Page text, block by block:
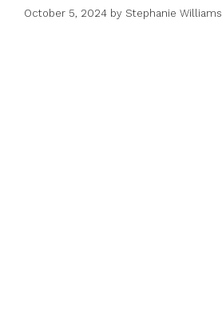
October 5, 2024 by Stephanie Williams